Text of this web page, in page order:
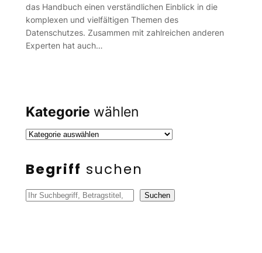
das Handbuch einen verständlichen Einblick in die
komplexen und vielfältigen Themen des
Datenschutzes. Zusammen mit zahlreichen anderen
Experten hat auch…
Kategorie wählen
Begriff suchen
S
Suchen